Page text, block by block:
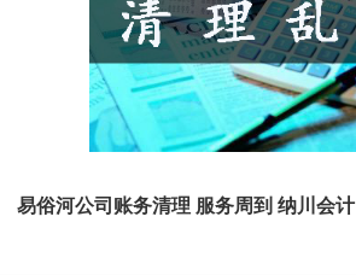
易俗河公司账务清理 服务周到 纳川会计